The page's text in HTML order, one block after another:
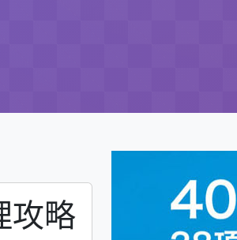
攻略